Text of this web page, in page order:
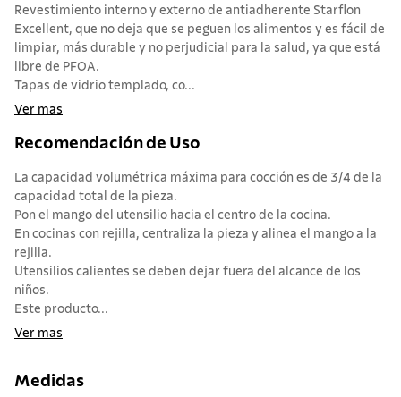
Revestimiento interno y externo de antiadherente Starflon
Excellent, que no deja que se peguen los alimentos y es fácil de
limpiar, más durable y no perjudicial para la salud, ya que está
libre de PFOA.
Tapas de vidrio templado, co...
Ver mas
Recomendación de Uso
La capacidad volumétrica máxima para cocción es de 3/4 de la
capacidad total de la pieza.
Pon el mango del utensilio hacia el centro de la cocina.
En cocinas con rejilla, centraliza la pieza y alinea el mango a la
rejilla.
Utensilios calientes se deben dejar fuera del alcance de los
niños.
Este producto...
Ver mas
Medidas